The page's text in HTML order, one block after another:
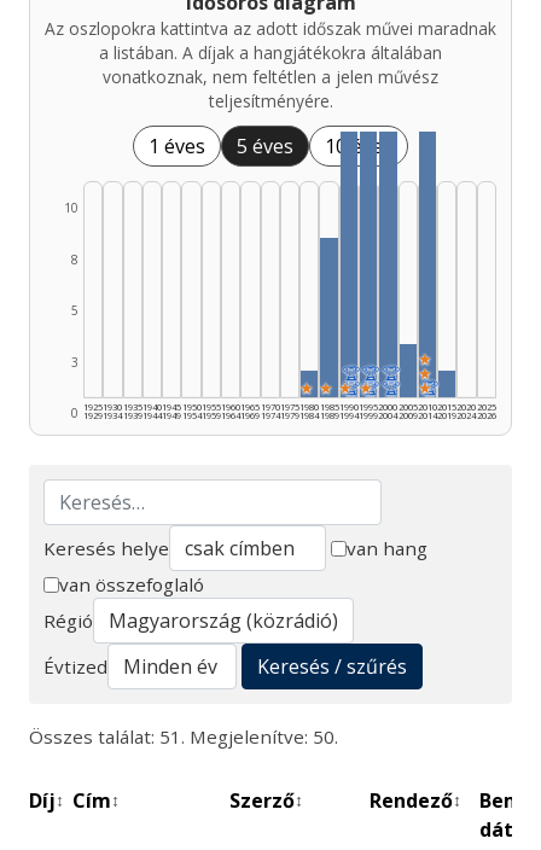
Az oszlopokra kattintva az adott időszak művei maradnak
a listában. A díjak a hangjátékokra általában
vonatkoznak, nem feltétlen a jelen művész
teljesítményére.
1 éves 5 éves 10 éves
0
3
5
8
10
1925
1929
1930
1934
1935
1939
1940
1944
1945
1949
1950
1954
1955
1959
1960
1964
1965
1969
1970
1974
1975
1979
★
1980
1984
★
1985
1989
🏆
🏆
★
1990
1994
🏆
🏆
★
1995
1999
🏆
🏆
2000
2004
2005
2009
🏆
★
★
★
2010
2014
2015
2019
2020
2024
2025
2026
Keresés
Keresés helye
van hang
van összefoglaló
Régió
Évtized
Keresés / szűrés
Összes találat: 51. Megjelenítve: 50.
Díj↕ Cím↕ Szerző↕ Rendező↕